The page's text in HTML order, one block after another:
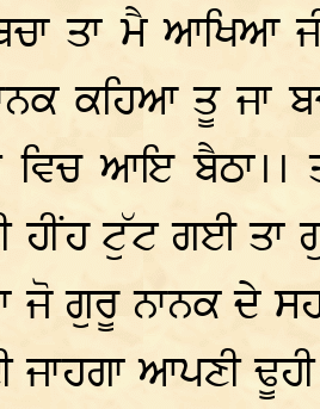
ਤਾ ਮੈ ਆਖਿਆ
ਕਹਿਆ ਤੂ ਜਾ
ਵਿਚ ਆਇ ਬੈਠਾ।।
ਹੀਂਹ ਟੁੱਟ ਗਈ
ਜੋ ਗੁਰੂ ਨਾਨਕ ਦੇ
ਜਾਹਗਾ ਆਪਣੀ ਢੂਹੀ